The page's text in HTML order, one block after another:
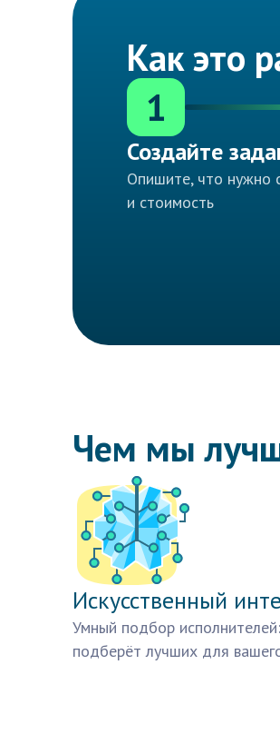
Как это
1
Создайте
Опишите, что нужно
и стоимость
Чем мы
Искусственный
Умный подбор
подберёт лучших для